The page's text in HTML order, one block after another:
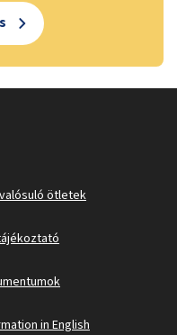
ötletek
in English